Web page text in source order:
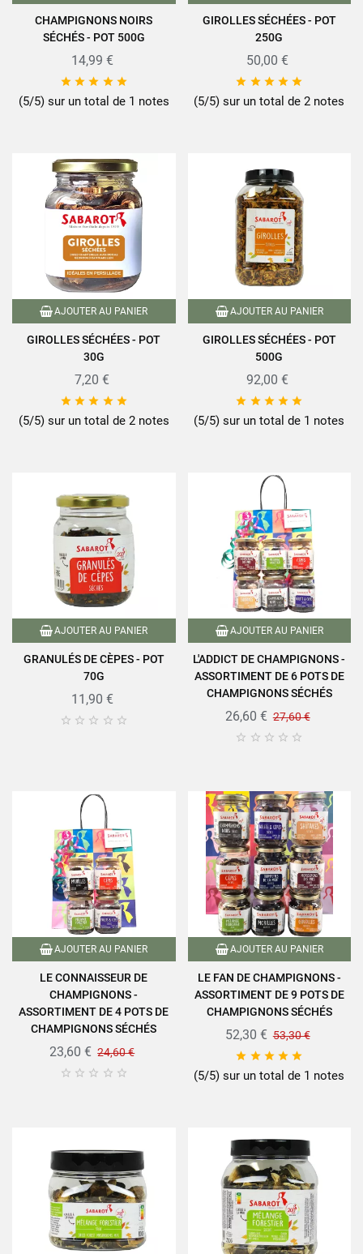
CHAMPIGNONS NOIRS
SÉCHÉS - POT 500G
14,99 €
    
(5/5) sur un total de 1 notes
GIROLLES SÉCHÉES - POT
250G
50,00 €
    
(5/5) sur un total de 2 notes
AJOUTER AU PANIER
GIROLLES SÉCHÉES - POT
30G
7,20 €
    
(5/5) sur un total de 2 notes
AJOUTER AU PANIER
GIROLLES SÉCHÉES - POT
500G
92,00 €
    
(5/5) sur un total de 1 notes
AJOUTER AU PANIER
GRANULÉS DE CÈPES - POT
70G
11,90 €
    
AJOUTER AU PANIER
L'ADDICT DE CHAMPIGNONS -
ASSORTIMENT DE 6 POTS DE
CHAMPIGNONS SÉCHÉS
26,60 € 27,60 €
    
AJOUTER AU PANIER
LE CONNAISSEUR DE
CHAMPIGNONS -
ASSORTIMENT DE 4 POTS DE
CHAMPIGNONS SÉCHÉS
23,60 € 24,60 €
    
AJOUTER AU PANIER
LE FAN DE CHAMPIGNONS -
ASSORTIMENT DE 9 POTS DE
CHAMPIGNONS SÉCHÉS
52,30 € 53,30 €
    
(5/5) sur un total de 1 notes